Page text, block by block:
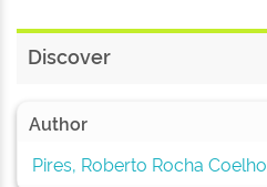
Discover
Author
Pires, Roberto Rocha Coelho